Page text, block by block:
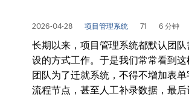
2026-04-28 项目管理系统 71 6 分钟
长期以来，项目管理系统都默认团
设的方式工作。于是我们常常看到这
团队为了迁就系统，不得不增加表
流程节点，甚至人工补录数据，最